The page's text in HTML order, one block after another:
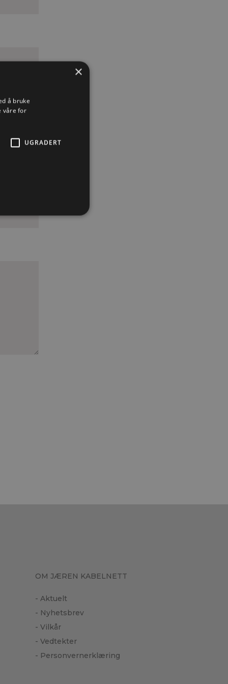
OM JÆREN KABELNETT
- Aktuelt
- Nyhetsbrev
- Vilkår
- Vedtekter
- Personvernerklæring
×
å bruke
våre for
UGRADERT